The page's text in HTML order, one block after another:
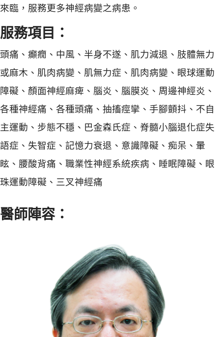
來臨，服務更多神經病變之病患。
服務項目：
頭痛、癲癇、中風、半身不遂、肌力減退、肢體無力
或麻木、肌肉病變、肌無力症、肌肉病變、眼球運動
障礙、顏面神經麻痺、腦炎、腦膜炎、周邊神經炎、
各種神經痛、各種頭痛、抽搐痙攣、手腳顫抖、不自
主運動、步態不穩、巴金森氏症、脊髓小腦退化症失
語症、失智症、記憶力衰退、意識障礙、痴呆、暈
眩、腰酸背痛、職業性神經系統疾病、睡眠障礙、眼
珠運動障礙、三叉神經痛
醫師陣容：